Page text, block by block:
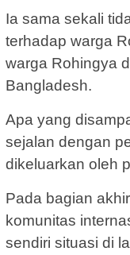
Ia sama sekali
terhadap warga
warga Rohingya
Bangladesh.
Apa yang
sejalan dengan
dikeluarkan oleh
Pada bagian
komunitas
sendiri situasi di